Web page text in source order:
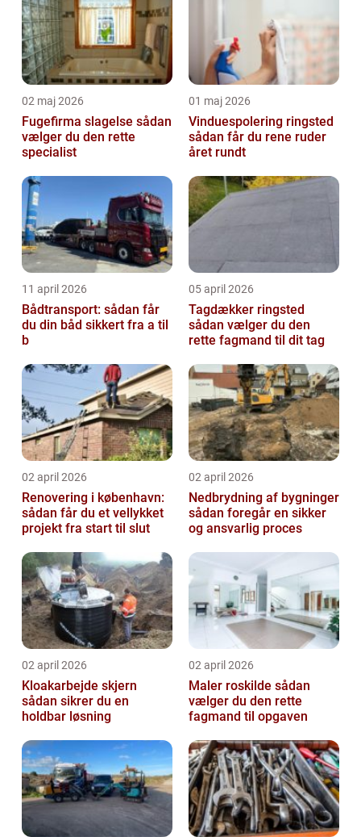
02 maj 2026
Fugefirma slagelse sådan
vælger du den rette
specialist
01 maj 2026
Vinduespolering ringsted
sådan får du rene ruder
året rundt
11 april 2026
Bådtransport: sådan får
du din båd sikkert fra a til
b
05 april 2026
Tagdækker ringsted
sådan vælger du den
rette fagmand til dit tag
02 april 2026
Renovering i københavn:
sådan får du et vellykket
projekt fra start til slut
02 april 2026
Nedbrydning af bygninger
sådan foregår en sikker
og ansvarlig proces
02 april 2026
Kloakarbejde skjern
sådan sikrer du en
holdbar løsning
02 april 2026
Maler roskilde sådan
vælger du den rette
fagmand til opgaven